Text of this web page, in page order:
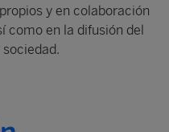
y en colaboración
como en la difusión del